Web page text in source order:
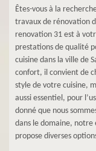
Êtes-vous à la
travaux de rénovation
renovation 31 est à
prestations de qualité
cuisine dans la ville de
confort, il convient de
style de votre cuisine,
aussi essentiel, pour
donné que nous
dans le domaine, notre
propose diverses